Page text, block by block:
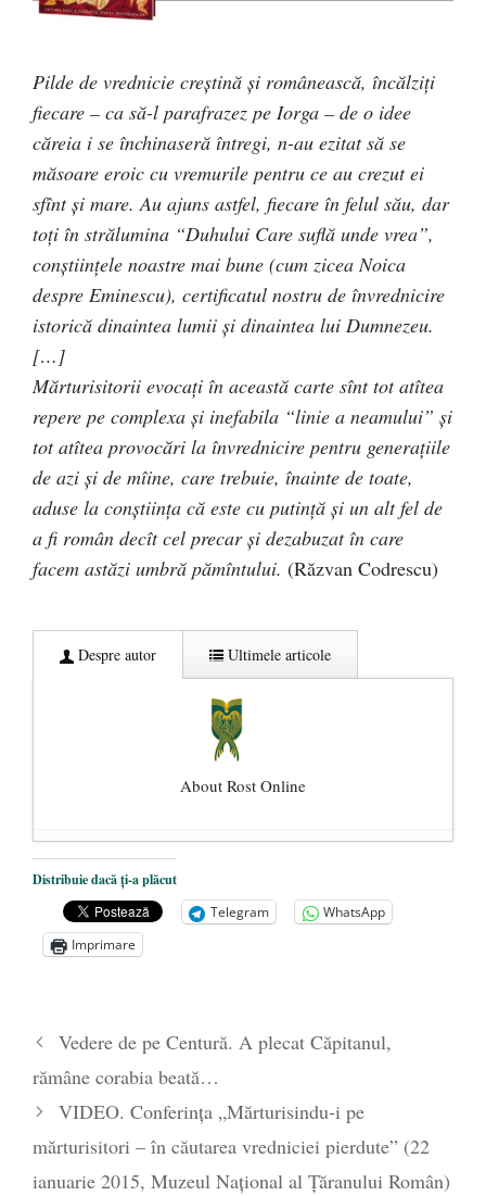
Pilde de vrednicie creştină şi românească, încălziţi
fiecare – ca să-l parafrazez pe Iorga – de o idee
căreia i se închinaseră întregi, n-au ezitat să se
măsoare eroic cu vremurile pentru ce au crezut ei
sfînt şi mare. Au ajuns astfel, fiecare în felul său, dar
toţi în strălumina “Duhului Care suflă unde vrea”,
conştiinţele noastre mai bune (cum zicea Noica
despre Eminescu), certificatul nostru de învrednicire
istorică dinaintea lumii şi dinaintea lui Dumnezeu.
[…]
Mărturisitorii evocaţi în această carte sînt tot atîtea
repere pe complexa şi inefabila “linie a neamului” şi
tot atîtea provocări la învrednicire pentru generaţiile
de azi şi de mîine, care trebuie, înainte de toate,
aduse la conştiinţa că este cu putinţă şi un alt fel de
a fi român decît cel precar şi dezabuzat în care
facem astăzi umbră pămîntului. (Răzvan Codrescu)
Despre autor Ultimele articole
About Rost Online
Dezvăluiri cutremurătoare despre
președintele Ucrainei, Volodymyr
Zelensky
- 13 mai 2026
Statul care servește Națiunea
poetului Octavian Goga, înlăturat din Iași
- 16 aprilie 2026
Distribuie dacă ți-a plăcut
Telegram
WhatsApp
Imprimare
Vedere de pe Centură. A plecat Căpitanul,
rămâne corabia beată…
VIDEO. Conferința „Mărturisindu-i pe
mărturisitori – în căutarea vredniciei pierdute” (22
ianuarie 2015, Muzeul Național al Țăranului Român)